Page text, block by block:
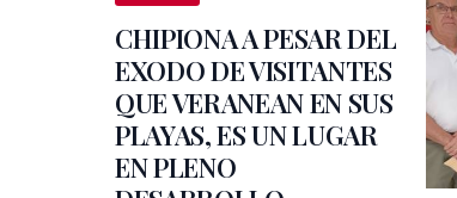
CHIPIONA A PESAR DEL
EXODO DE VISITANTES
QUE VERANEAN EN SUS
PLAYAS, ES UN LUGAR
EN PLENO